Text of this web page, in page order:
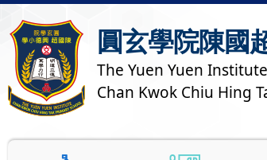
圓玄學院陳國
The Yuen Yuen Institute
Chan Kwok Chiu Hing